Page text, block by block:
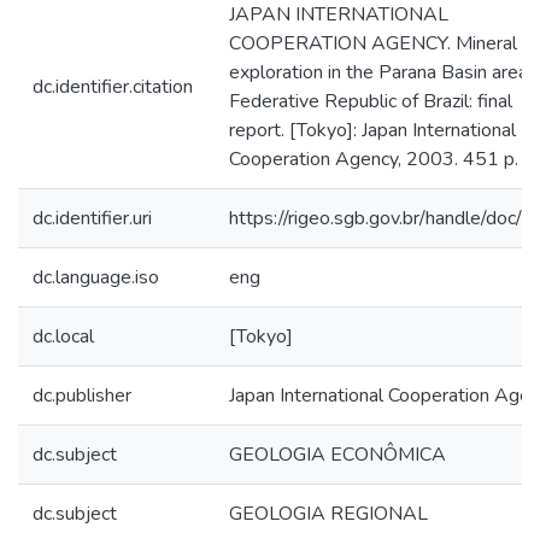
dc.identifier.citation
JAPAN INTERNATIONAL
COOPERATION AGENCY. Mineral
exploration in the Parana Basin area,
Federative Republic of Brazil: final
report. [Tokyo]: Japan International
Cooperation Agency, 2003. 451 p.
dc.identifier.uri https://rigeo.sgb.gov.br/handle/doc/
dc.language.iso eng
dc.local [Tokyo]
dc.publisher Japan International Cooperation
dc.subject GEOLOGIA ECONÔMICA
dc.subject GEOLOGIA REGIONAL